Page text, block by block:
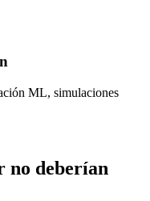
ML, simulaciones
no deberían